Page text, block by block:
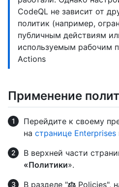
CodeQL не зависит от
политик (например,
публичным действиям
используемым рабочим
Actions
Применение
Перейдите к своему
на странице Enterprises
В верхней части
«Политики».
В разделе "
Policies",